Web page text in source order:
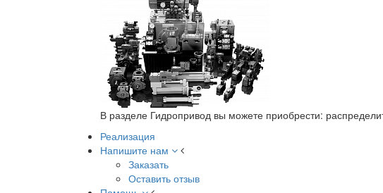
В разделе Гидропривод вы можете приобрести:
Реализация
Напишите нам
Заказать
Оставить отзыв